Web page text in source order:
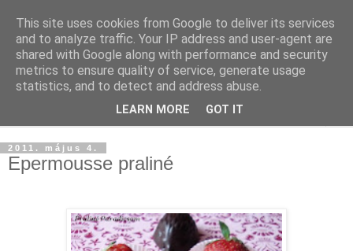
2011. május 4.
Epermousse praliné
This site uses cookies from Google to deliver its services
and to analyze traffic. Your IP address and user-agent are
shared with Google along with performance and security
metrics to ensure quality of service, generate usage
statistics, and to detect and address abuse.
LEARN MORE GOT IT